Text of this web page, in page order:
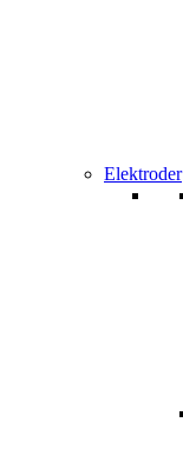
Elektroder